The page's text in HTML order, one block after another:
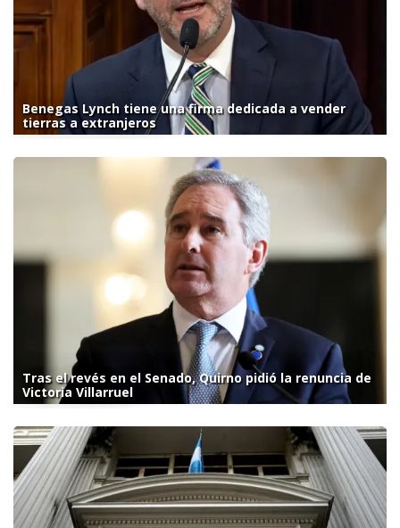
Benegas Lynch tiene una firma dedicada a vender
tierras a extranjeros
Tras el revés en el Senado, Quirno pidió la renuncia de
Victoria Villarruel